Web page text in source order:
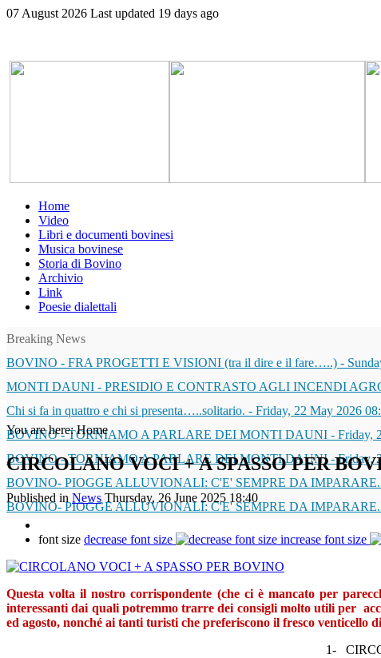
07 August 2026 Last updated 19 days ago
Home
Video
Libri e documenti bovinesi
Musica bovinese
Storia di Bovino
Archivio
Link
Poesie dialettali
Breaking News
BOVINO - FRA PROGETTI E VISIONI (tra il dire e il fare…..) -
MONTI DAUNI - PRESIDIO E CONTRASTO AGLI INCENDI
Chi si fa in quattro e chi si presenta…..solitario. - Friday, 22 May 2026
BOVINO - TORNIAMO A PARLARE DEI MONTI DAUNI - Friday,
BOVINO - TORNIAMO A PARLARE DEI MONTI DAUNI-Friday,
BOVINO- PIOGGE ALLUVIONALI: C'E' SEMPRE DA
BOVINO- PIOGGE ALLUVIONALI: C'E' SEMPRE DA
You are here:Home
CIRCOLANO VOCI + A SPASSO PER
Published in News Thursday, 26 June 2025 18:40
font size decrease font size increase font size
Questa volta il nostro corrispondente (che ci è mancato per
interessanti dai quali potremmo trarre dei consigli molto utili per
ed agosto, nonché ai tanti turisti che preferiscono il fresco venticello
1-